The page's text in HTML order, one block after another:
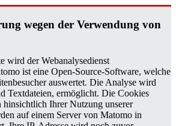
wegen der Ver­wen­dung von
wird der Webanalysedienst
ist eine Open-Source-Software, welche
auswertet. Die Analyse wird
Textdateien, ermöglicht. Die Cookies
hinsichtlich Ihrer Nutzung unserer
auf einem Server von Matomo in